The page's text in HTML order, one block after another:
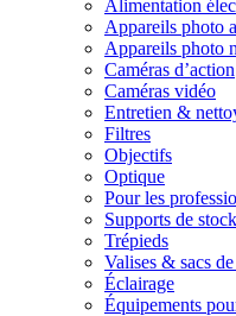
Alimentation
Appareils photo
Appareils photo
Caméras d’action
Caméras vidéo
Entretien &
Filtres
Objectifs
Optique
Pour les
Supports de
Trépieds
Valises & sacs
Éclairage
Équipements